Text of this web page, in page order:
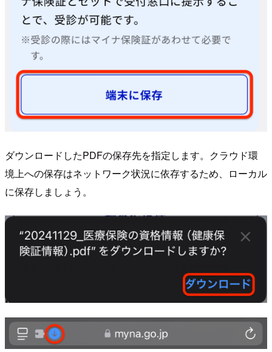
ダウンロードしたPDFの保存先を指定します。クラウド環
境上への保存はネットワーク状況に依存するため、ローカル
に保存しましょう。